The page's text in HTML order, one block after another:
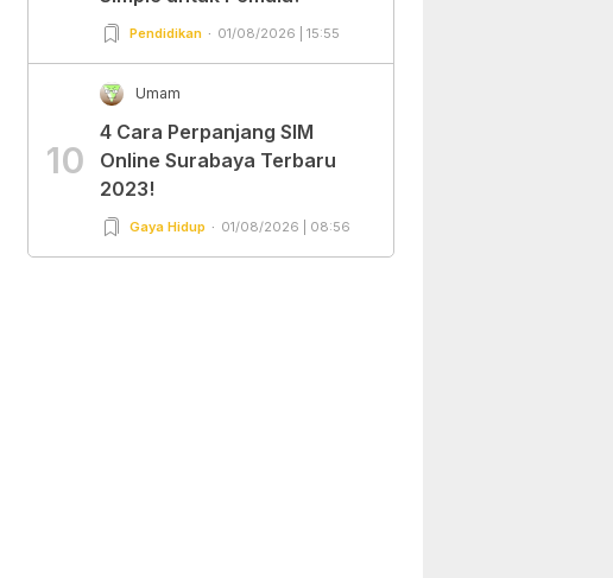
Pendidikan 01/08/2026 | 15:55
10
Umam
4 Cara Perpanjang SIM
Online Surabaya Terbaru
2023!
Gaya Hidup 01/08/2026 | 08:56